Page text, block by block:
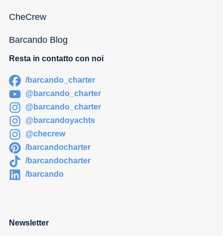
CheCrew
Barcando Blog
Resta in contatto con noi
/barcando_charter
@barcando_charter
@barcando_charter
@barcandoyachts
@checrew
/barcandocharter
/barcandocharter
/barcando
Newsletter